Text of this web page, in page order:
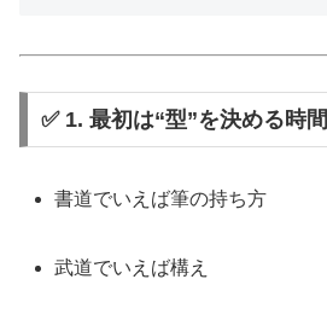
✅ 1. 最初は“型”を決める時間
書道でいえば筆の持ち方
武道でいえば構え